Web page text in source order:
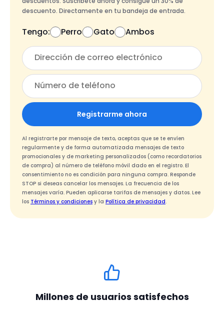
descuento. Directamente en tu bandeja de entrada.
Tengo: Perro Gato Ambos
Registrarme ahora
Al registrarte por mensaje de texto, aceptas que se te envíen
regularmente y de forma automatizada mensajes de texto
promocionales y de marketing personalizados (como recordatorios
de compra) al número de teléfono móvil dado en el registro. El
consentimiento no es condición para ninguna compra. Responde
STOP si deseas cancelar los mensajes. La frecuencia de los
mensajes varía. Pueden aplicarse tarifas de mensajes y datos. Lee
los Términos y condiciones y la Política de privacidad.
Millones de usuarios satisfechos